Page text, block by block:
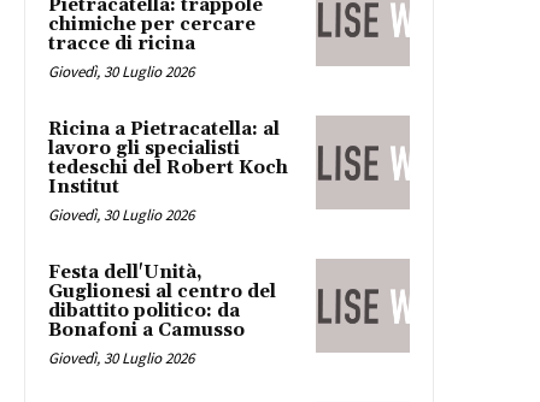
Pietracatella: trappole
chimiche per cercare
tracce di ricina
Giovedì, 30 Luglio 2026
Ricina a Pietracatella: al
lavoro gli specialisti
tedeschi del Robert Koch
Institut
Giovedì, 30 Luglio 2026
Festa dell'Unità,
Guglionesi al centro del
dibattito politico: da
Bonafoni a Camusso
Giovedì, 30 Luglio 2026